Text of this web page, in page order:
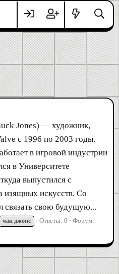
Jones) — художник,
с 1996 по 2003 годы.
в игровой индустрии
в Университете
выпустился с
изящных искусств. Со
связать свою будущую...
чак джонс Ответы: 0
Форум: